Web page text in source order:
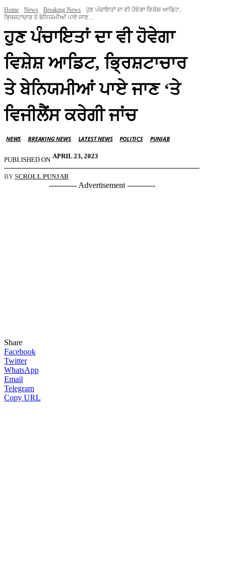
Home News Breaking News
ਹੁਣ ਪੰਚਾਇਤਾਂ ਦਾ ਵੀ ਹੋਵੇਗਾ ਵਿਸ਼ੇਸ਼ ਆਡਿਟ,
ਭ੍ਰਿਸ਼ਟਾਚਾਰ ਤੇ ਬੇਨਿਯਮੀਆਂ ਪਾਏ ਜਾਣ...
ਹੁਣ ਪੰਚਾਇਤਾਂ ਦਾ ਵੀ ਹੋਵੇਗਾ
ਵਿਸ਼ੇਸ਼ ਆਡਿਟ, ਭ੍ਰਿਸ਼ਟਾਚਾਰ
ਤੇ ਬੇਨਿਯਮੀਆਂ ਪਾਏ ਜਾਣ ‘ਤੇ
ਵਿਜੀਲੈਂਸ ਕਰੇਗੀ ਜਾਂਚ
NEWS BREAKING NEWS LATEST NEWS POLITICS PUNJAB
PUBLISHED ON APRIL 23, 2023
BY SCROLL PUNJAB
----------- Advertisement -----------
Share
Facebook
Twitter
WhatsApp
Email
Telegram
Copy URL